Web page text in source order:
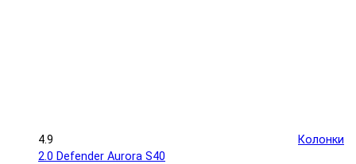
4.9
Колонки
2.0 Defender Aurora S40